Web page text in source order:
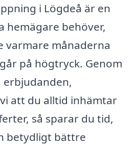
i Lögdeå är en
hemägare behöver,
varmare månaderna
på högtryck. Genom
att du alltid inhämtar
så sparar du tid,
betydligt bättre